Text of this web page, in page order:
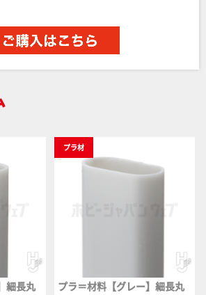
細長丸
プラ材
プラ＝材料【グレー】細長丸